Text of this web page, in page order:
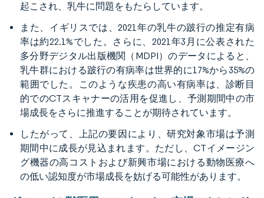
起こされ、乳牛に問題をもたらしています。
また、イギリスでは、2021年の乳牛の跛行の推定有病
率は約22.1%でした。さらに、2021年3月に公表された
多分野デジタル出版機関（MDPI）のデータによると、
乳牛群における跛行の有病率は世界的に17%から35%の
範囲でした。このような疾患の高い有病率は、診断目
的でのCTスキャナーの活用を促進し、予測期間中の市
場成長をさらに推進することが期待されています。
したがって、上記の要因により、研究対象市場は予測
期間中に成長が見込まれます。ただし、CTイメージン
グ機器の高コストおよび新興市場における動物医療へ
の低い認知度が市場成長を妨げる可能性があります。